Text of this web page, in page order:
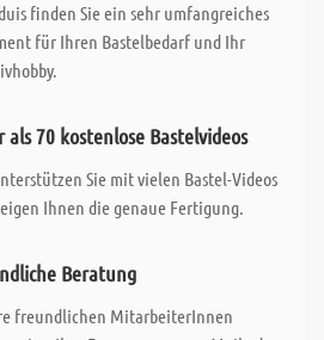
finden Sie ein sehr umfangreiches
für Ihren Bastelbedarf und Ihr
als 70 kostenlose Bastelvideos
Sie mit vielen Bastel-Videos
Ihnen die genaue Fertigung.
Beratung
freundlichen MitarbeiterInnen